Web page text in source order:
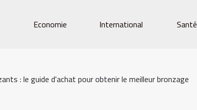
Economie International Santé
: le guide d'achat pour obtenir le meilleur bronzage